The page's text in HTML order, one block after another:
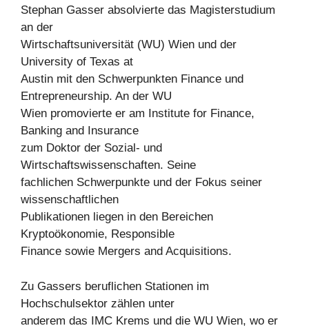
Stephan Gasser absolvierte das Magisterstudium
an der
Wirtschaftsuniversität (WU) Wien und der
University of Texas at
Austin mit den Schwerpunkten Finance und
Entrepreneurship. An der WU
Wien promovierte er am Institute for Finance,
Banking and Insurance
zum Doktor der Sozial- und
Wirtschaftswissenschaften. Seine
fachlichen Schwerpunkte und der Fokus seiner
wissenschaftlichen
Publikationen liegen in den Bereichen
Kryptoökonomie, Responsible
Finance sowie Mergers and Acquisitions.
Zu Gassers beruflichen Stationen im
Hochschulsektor zählen unter
anderem das IMC Krems und die WU Wien, wo er